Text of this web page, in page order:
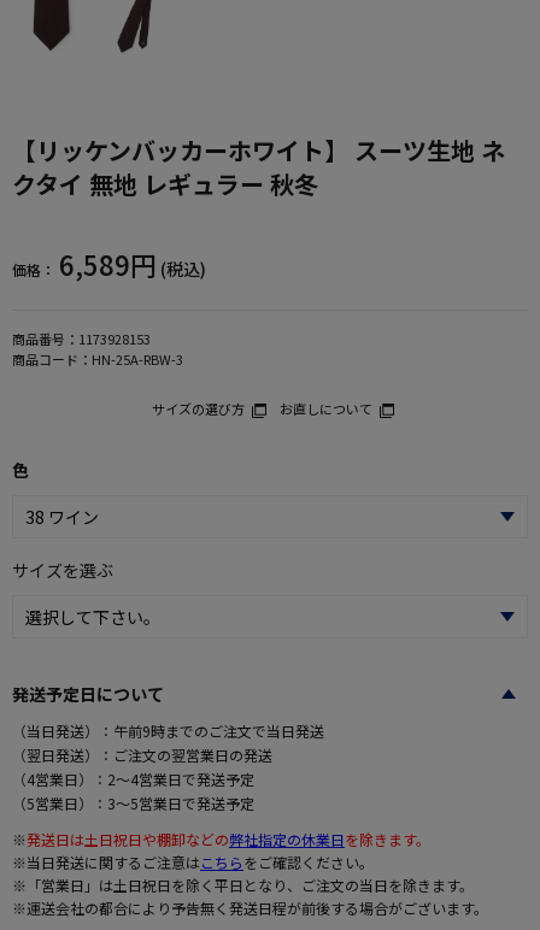
【リッケンバッカーホワイト】 スーツ生地 ネ
クタイ 無地 レギュラー 秋冬
価格： 6,589円 (税込)
商品番号： 1173928153
商品コード： HN-25A-RBW-3
サイズの選び方 お直しについて
色
サイズを選ぶ
発送予定日について
（当日発送）：午前9時までのご注文で当日発送
（翌日発送）：ご注文の翌営業日の発送
（4営業日）：2～4営業日で発送予定
（5営業日）：3～5営業日で発送予定
※発送日は土日祝日や棚卸などの弊社指定の休業日を除きます。
※当日発送に関するご注意はこちらをご確認ください。
※「営業日」は土日祝日を除く平日となり、ご注文の当日を除きます。
※運送会社の都合により予告無く発送日程が前後する場合がございます。